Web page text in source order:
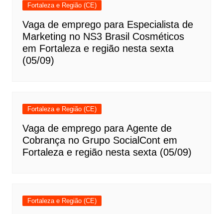
Fortaleza e Região (CE)
Vaga de emprego para Especialista de
Marketing no NS3 Brasil Cosméticos
em Fortaleza e região nesta sexta
(05/09)
Fortaleza e Região (CE)
Vaga de emprego para Agente de
Cobrança no Grupo SocialCont em
Fortaleza e região nesta sexta (05/09)
Fortaleza e Região (CE)